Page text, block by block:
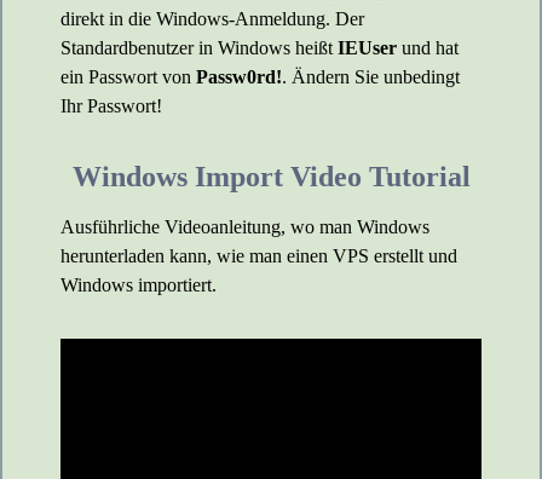
direkt in die Windows-Anmeldung. Der
Standardbenutzer in Windows heißtIEUser und hat
ein Passwort von Passw0rd!. Ändern Sie unbedingt
Ihr Passwort!
Windows Import Video Tutorial
Ausführliche Videoanleitung, wo man Windows
herunterladen kann, wie man einen VPS erstellt und
Windows importiert.